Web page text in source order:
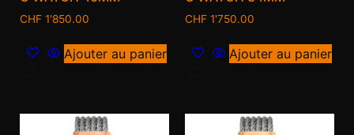
CHF 1'850.00
Ajouter au panier
CHF 1'750.00
Ajouter au panier